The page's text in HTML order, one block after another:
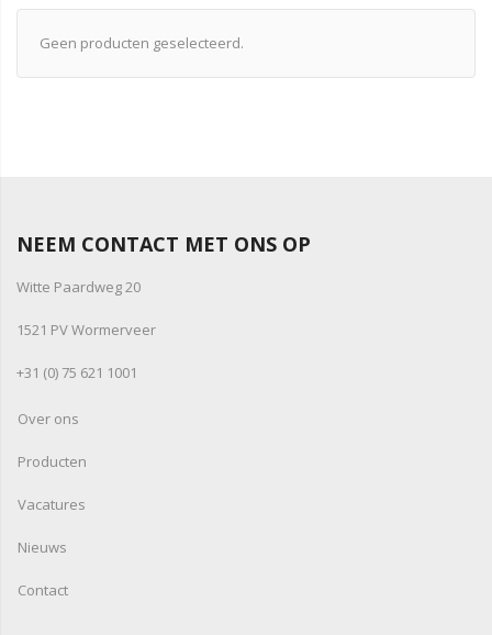
Geen producten geselecteerd.
NEEM CONTACT MET ONS OP
Witte Paardweg 20
1521 PV Wormerveer
+31 (0) 75 621 1001
Over ons
Producten
Vacatures
Nieuws
Contact